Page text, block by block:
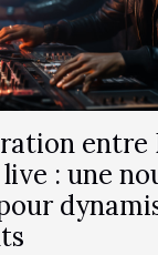
entre
: une